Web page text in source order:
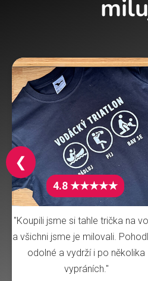
4.8 ★★★★★
"Koupili jsme si tahle trička na
a všichni jsme je milovali.
odolné a vydrží i po několika
vypráních."
❮